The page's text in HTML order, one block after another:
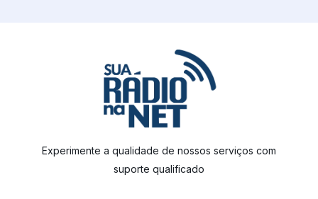
Experimente a qualidade de nossos serviços com
suporte qualificado